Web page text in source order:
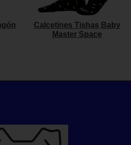
Calcetines Tishas Baby
Master Space